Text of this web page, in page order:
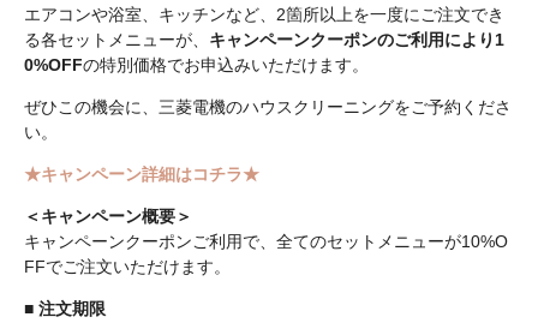
エアコンや浴室、キッチンなど、2箇所以上を一度にご注文でき
る各セットメニューが、 キャンペーンクーポンのご利用により1
0%OFFの特別価格でお申込みいただけます。
ぜひこの機会に、三菱電機のハウスクリーニングをご予約くださ
い。
★キャンペーン詳細はコチラ★
＜キャンペーン概要＞
キャンペーンクーポンご利用で、全てのセットメニューが10%O
FFでご注文いただけます。
■ 注文期限